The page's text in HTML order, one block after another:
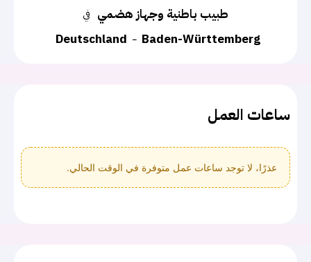
في طبيب باطنية وجهاز هضمي
Deutschland
Baden-Württemberg
ساعات العمل
عذرًا، لا توجد ساعات عمل متوفرة في الوقت الحالي.